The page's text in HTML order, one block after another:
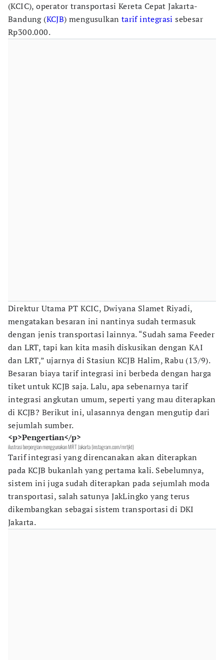
(KCIC), operator transportasi Kereta Cepat Jakarta-
Bandung (KCJB) mengusulkan tarif integrasi sebesar
Rp300.000.
Direktur Utama PT KCIC, Dwiyana Slamet Riyadi,
mengatakan besaran ini nantinya sudah termasuk
dengan jenis transportasi lainnya. “Sudah sama Feeder
dan LRT, tapi kan kita masih diskusikan dengan KAI
dan LRT,” ujarnya di Stasiun KCJB Halim, Rabu (13/9).
Besaran biaya tarif integrasi ini berbeda dengan harga
tiket untuk KCJB saja. Lalu, apa sebenarnya tarif
integrasi angkutan umum, seperti yang mau diterapkan
di KCJB? Berikut ini, ulasannya dengan mengutip dari
sejumlah sumber.
<p>Pengertian</p>
ilustrasi berpergian menggunakan MRT Jakarta (instagram.com/mrtjkt)
Tarif integrasi yang direncanakan akan diterapkan
pada KCJB bukanlah yang pertama kali. Sebelumnya,
sistem ini juga sudah diterapkan pada sejumlah moda
transportasi, salah satunya JakLingko yang terus
dikembangkan sebagai sistem transportasi di DKI
Jakarta.